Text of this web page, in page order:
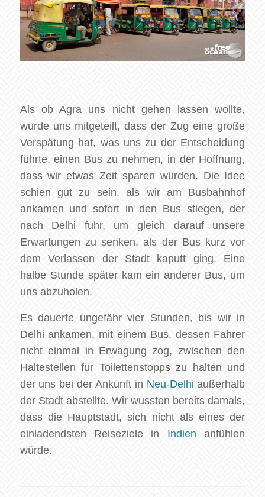
Als ob Agra uns nicht gehen lassen wollte,
wurde uns mitgeteilt, dass der Zug eine große
Verspätung hat, was uns zu der Entscheidung
führte, einen Bus zu nehmen, in der Hoffnung,
dass wir etwas Zeit sparen würden. Die Idee
schien gut zu sein, als wir am Busbahnhof
ankamen und sofort in den Bus stiegen, der
nach Delhi fuhr, um gleich darauf unsere
Erwartungen zu senken, als der Bus kurz vor
dem Verlassen der Stadt kaputt ging. Eine
halbe Stunde später kam ein anderer Bus, um
uns abzuholen.
Es dauerte ungefähr vier Stunden, bis wir in
Delhi ankamen, mit einem Bus, dessen Fahrer
nicht einmal in Erwägung zog, zwischen den
Haltestellen für Toilettenstopps zu halten und
der uns bei der Ankunft in Neu-Delhi außerhalb
der Stadt abstellte. Wir wussten bereits damals,
dass die Hauptstadt, sich nicht als eines der
einladendsten Reiseziele in Indien anfühlen
würde.